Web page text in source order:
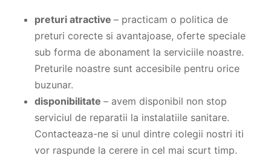
preturi atractive – practicam o politica de
preturi corecte si avantajoase, oferte speciale
sub forma de abonament la serviciile noastre.
Preturile noastre sunt accesibile pentru orice
buzunar.
disponibilitate – avem disponibil non stop
serviciul de reparatii la instalatiile sanitare.
Contacteaza-ne si unul dintre colegii nostri iti
vor raspunde la cerere in cel mai scurt timp.